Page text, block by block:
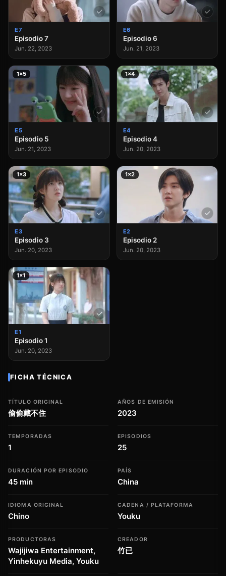
E7
Episodio 7
Jun. 22, 2023
E6
Episodio 6
Jun. 21, 2023
1×5
E5
Episodio 5
Jun. 21, 2023
1×4
E4
Episodio 4
Jun. 20, 2023
1×3
E3
Episodio 3
Jun. 20, 2023
1×2
E2
Episodio 2
Jun. 20, 2023
1×1
E1
Episodio 1
Jun. 20, 2023
FICHA TÉCNICA
TÍTULO ORIGINAL
偷偷藏不住
AÑOS DE EMISIÓN
2023
TEMPORADAS
1
EPISODIOS
25
DURACIÓN POR EPISODIO
45 min
PAÍS
China
IDIOMA ORIGINAL
Chino
CADENA / PLATAFORMA
Youku
PRODUCTORAS
Wajijiwa Entertainment,
Yinhekuyu Media, Youku
CREADOR
竹已